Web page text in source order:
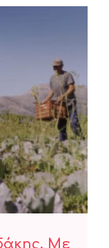
τόπο
του
Με